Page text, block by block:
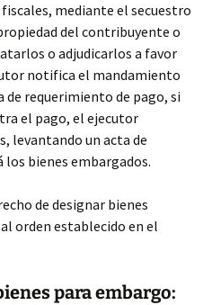
mediante el secuestro
del contribuyente o
o adjudicarlos a favor
notifica el mandamiento
de requerimiento de pago, si
el pago, el ejecutor
levantando un acta de
bienes embargados.
de designar bienes
orden establecido en el
para embargo: